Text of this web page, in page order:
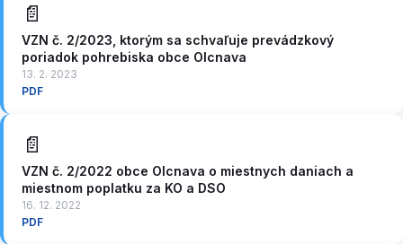
📄
VZN č. 2/2023, ktorým sa schvaľuje prevádzkový
poriadok pohrebiska obce Olcnava
13. 2. 2023
PDF
📄
VZN č. 2/2022 obce Olcnava o miestnych daniach a
miestnom poplatku za KO a DSO
16. 12. 2022
PDF